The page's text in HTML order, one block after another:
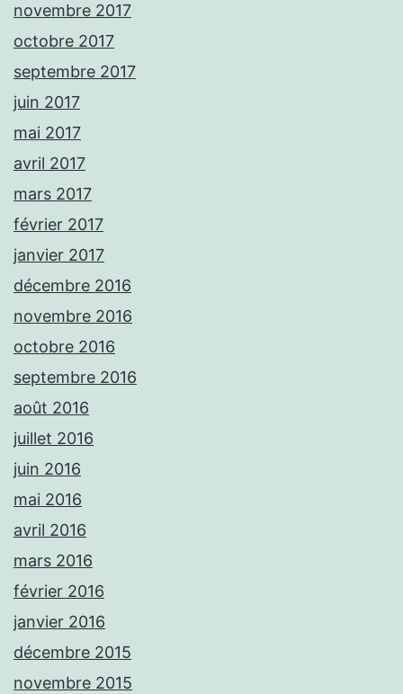
novembre 2017
octobre 2017
septembre 2017
juin 2017
mai 2017
avril 2017
mars 2017
février 2017
janvier 2017
décembre 2016
novembre 2016
octobre 2016
septembre 2016
août 2016
juillet 2016
juin 2016
mai 2016
avril 2016
mars 2016
février 2016
janvier 2016
décembre 2015
novembre 2015